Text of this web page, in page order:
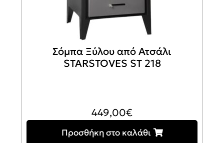
Σόμπα Ξύλου από Ατσάλι
STARSTOVES ST 218
449,00€
Προσθήκη στο καλάθι